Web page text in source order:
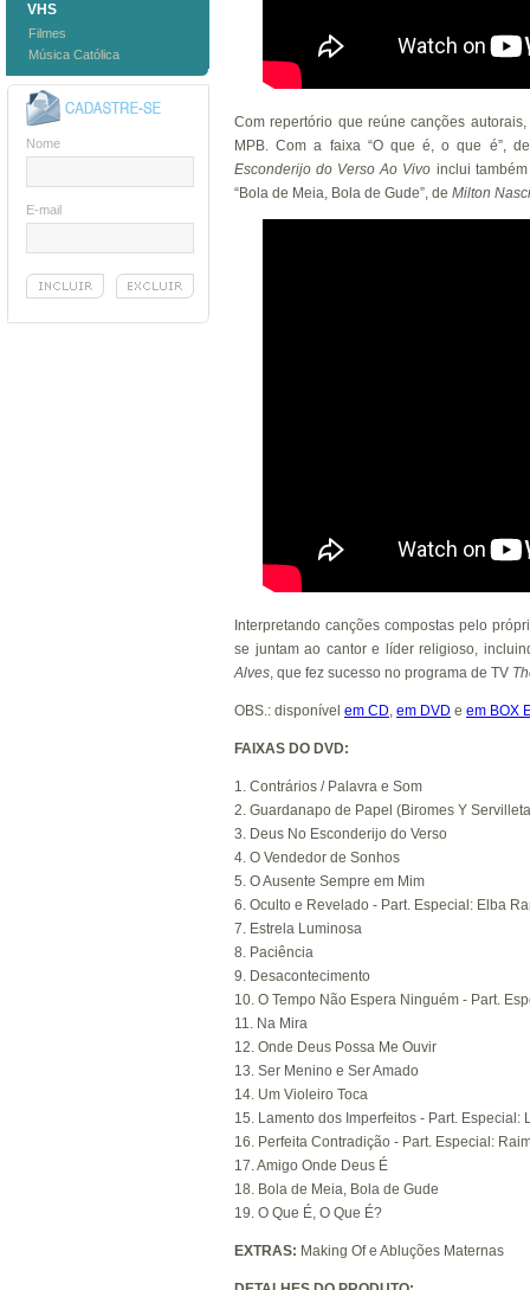
VHS
Filmes
Música Católica
Nome
E-mail
Com repertório que reúne canções
MPB. Com a faixa “O que é, o que é”,
Esconderijo do Verso Ao Vivo inclui
“Bola de Meia, Bola de Gude”, de Milton
Interpretando canções compostas pelo
se juntam ao cantor e líder religioso,
Alves, que fez sucesso no programa de TV
OBS.: disponível em CD, em DVD e em BOX
FAIXAS DO DVD:
1. Contrários / Palavra e Som
2. Guardanapo de Papel (Biromes Y
3. Deus No Esconderijo do Verso
4. O Vendedor de Sonhos
5. O Ausente Sempre em Mim
6. Oculto e Revelado - Part. Especial: Elba
7. Estrela Luminosa
8. Paciência
9. Desacontecimento
10. O Tempo Não Espera Ninguém - Part.
11. Na Mira
12. Onde Deus Possa Me Ouvir
13. Ser Menino e Ser Amado
14. Um Violeiro Toca
15. Lamento dos Imperfeitos - Part. Especial:
16. Perfeita Contradição - Part. Especial:
17. Amigo Onde Deus É
18. Bola de Meia, Bola de Gude
19. O Que É, O Que É?
EXTRAS: Making Of e Abluções Maternas